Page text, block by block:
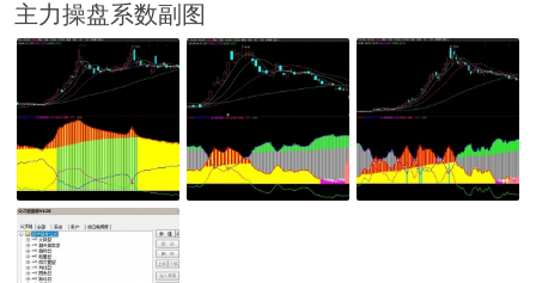
主力操盘系数副图